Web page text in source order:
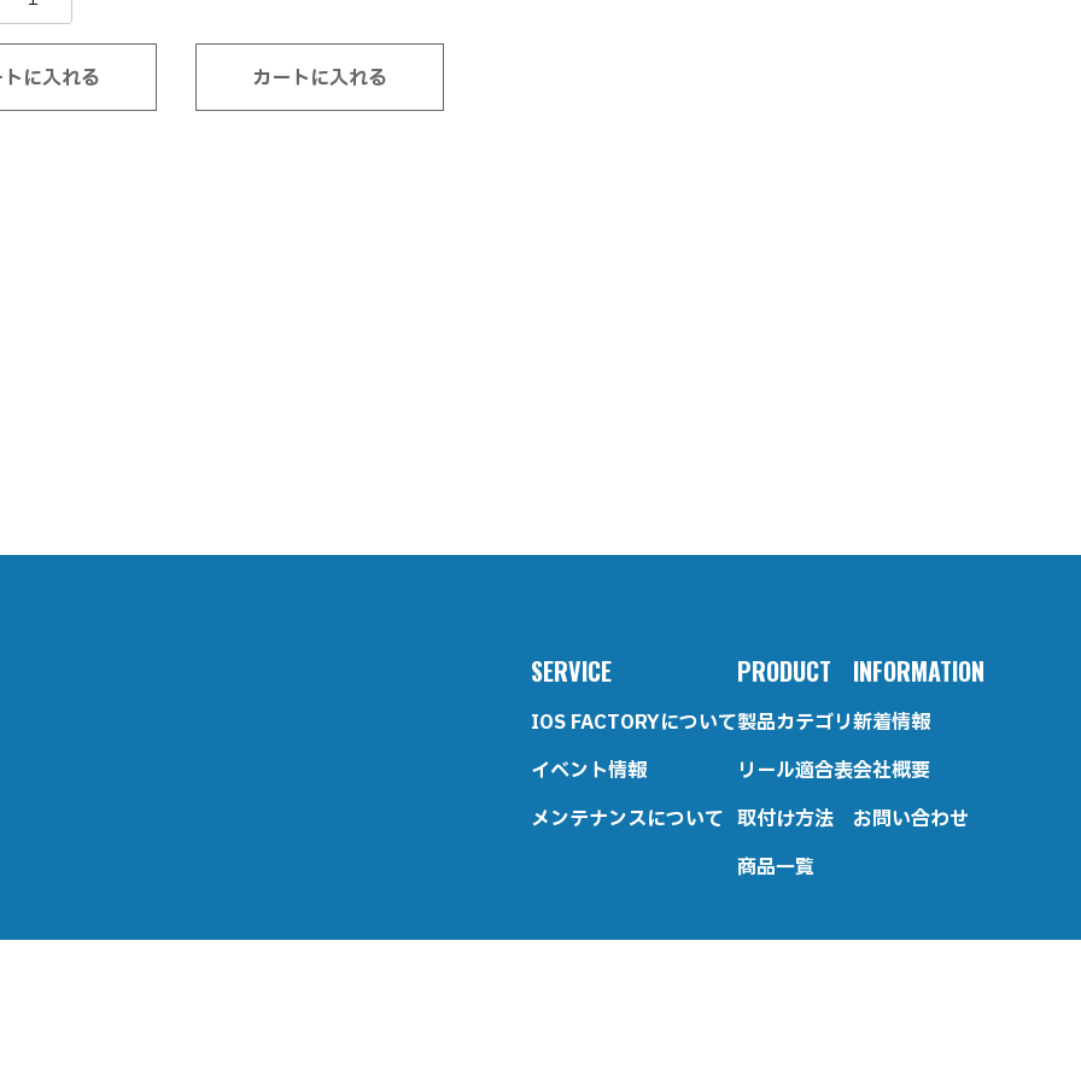
に入れる カートに入れる
SERVICE
IOS FACTORYについて
イベント情報
メンテナンスについて
PRODUCT
製品カテゴリ
リール適合表
取付け方法
商品一覧
INFORMATION
新着情報
会社概要
お問い合わせ